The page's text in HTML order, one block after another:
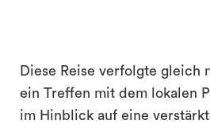
Diese Reise verfolgte gleich
ein Treffen mit dem lokalen
im Hinblick auf eine